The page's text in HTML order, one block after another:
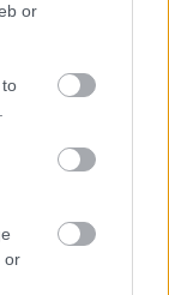
or
or
»